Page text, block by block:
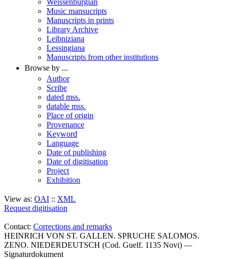
Weissenburgian
Music mansucripts
Manuscripts in prints
Library Archive
Leibniziana
Lessingiana
Manuscripts from other institutions
Browse by ...
Author
Scribe
dated mss.
datable mss.
Place of origin
Provenance
Keyword
Language
Date of publishing
Date of digitisation
Project
Exhibition
View as: OAI :: XML
Request digitisation
Contact: Corrections and remarks
HEINRICH VON ST. GALLEN. SPRUCHE SALOMOS.
ZENO. NIEDERDEUTSCH (Cod. Guelf. 1135 Novi) —
Signaturdokument